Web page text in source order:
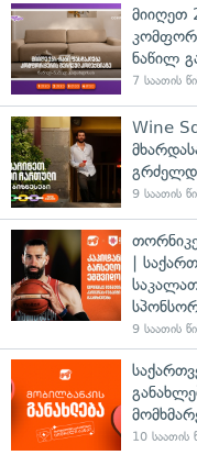
მიიღეთ
ნაწილ
7 საათის
Wine
9 საათის
|
9 საათის
10 საათის